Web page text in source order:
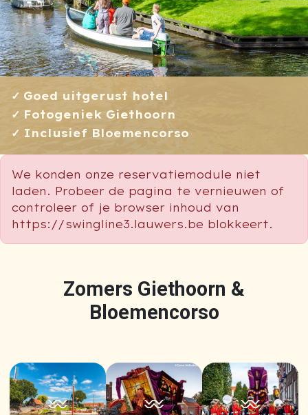
Goed uitgerust hotel
Fotogeniek Giethoorn
Inclusief Bloemencorso
We konden onze reservatiemodule niet
laden. Probeer de pagina te vernieuwen of
controleer of je browser inhoud van
https://swingline3.lauwers.be blokkeert.
Zomers Giethoorn &
Bloemencorso